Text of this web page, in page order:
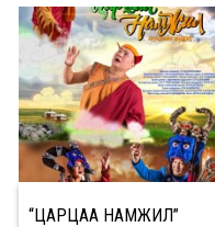
“ЦАРЦАА НАМЖИЛ”